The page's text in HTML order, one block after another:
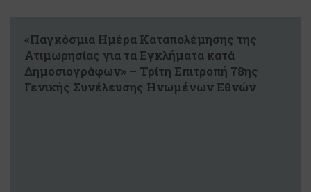
«Παγκόσμια Ημέρα Καταπολέμησης της
Ατιμωρησίας για τα Εγκλήματα κατά
Δημοσιογράφων» – Τρίτη Επιτροπή 78ης
Γενικής Συνέλευσης Ηνωμένων Εθνών